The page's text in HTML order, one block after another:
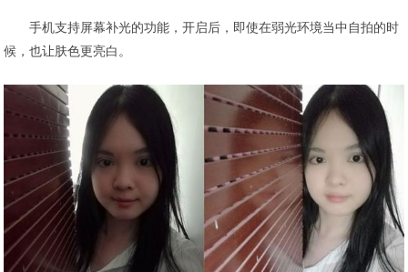
手机支持屏幕补光的功能，开启后，即使在弱光环境当中自拍的时
候，也让肤色更亮白。